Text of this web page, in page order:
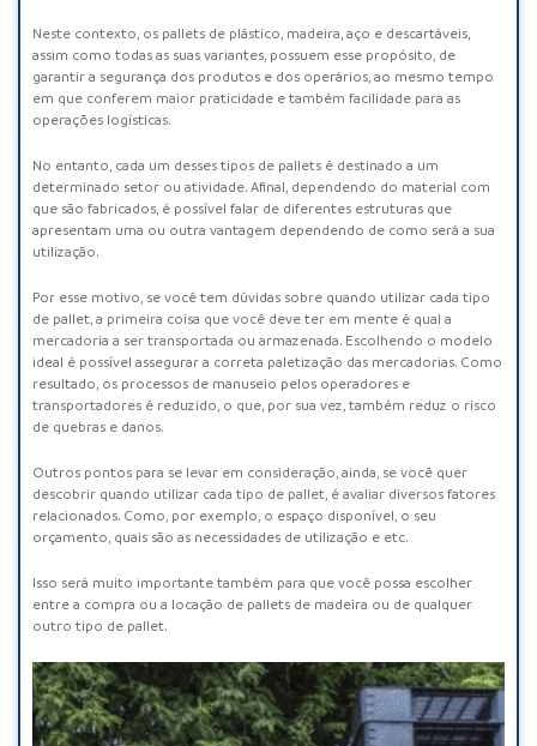
Neste contexto, os pallets de plástico, madeira,aço e descartáveis,
assim como todas as suas variantes, possuem esse propósito, de
garantir a segurança dos produtos e dos operários, ao mesmo tempo
em que conferem maior praticidade e também facilidade para as
operações logísticas.
No entanto, cada um dessestipos de pallets é destinado a um
determinado setor ou atividade. Afinal, dependendo do material com
que são fabricados, é possível falar de diferentes estruturas que
apresentam uma ou outra vantagem dependendo de como será a sua
utilização.
Por esse motivo, se você tem dúvidas sobre quando utilizar cada tipo
de pallet, a primeira coisa que você deve ter em mente é qual a
mercadoria a ser transportada ou armazenada. Escolhendo o modelo
ideal é possível assegurar a correta paletização das mercadorias. Como
resultado, os processos de manuseio pelos operadores e
transportadores é reduzido, o que, por sua vez, também reduz o risco
de quebras e danos.
Outros pontos para se levar em consideração, ainda, se você quer
descobrir quando utilizar cada tipo de pallet, é avaliar diversos fatores
relacionados. Como, por exemplo, o espaço disponível, o seu
orçamento, quais são as necessidades de utilização e etc.
Isso será muito importante também para que você possa escolher
entre a compra ou a locação de pallets de madeira ou de qualquer
outro tipo de pallet.